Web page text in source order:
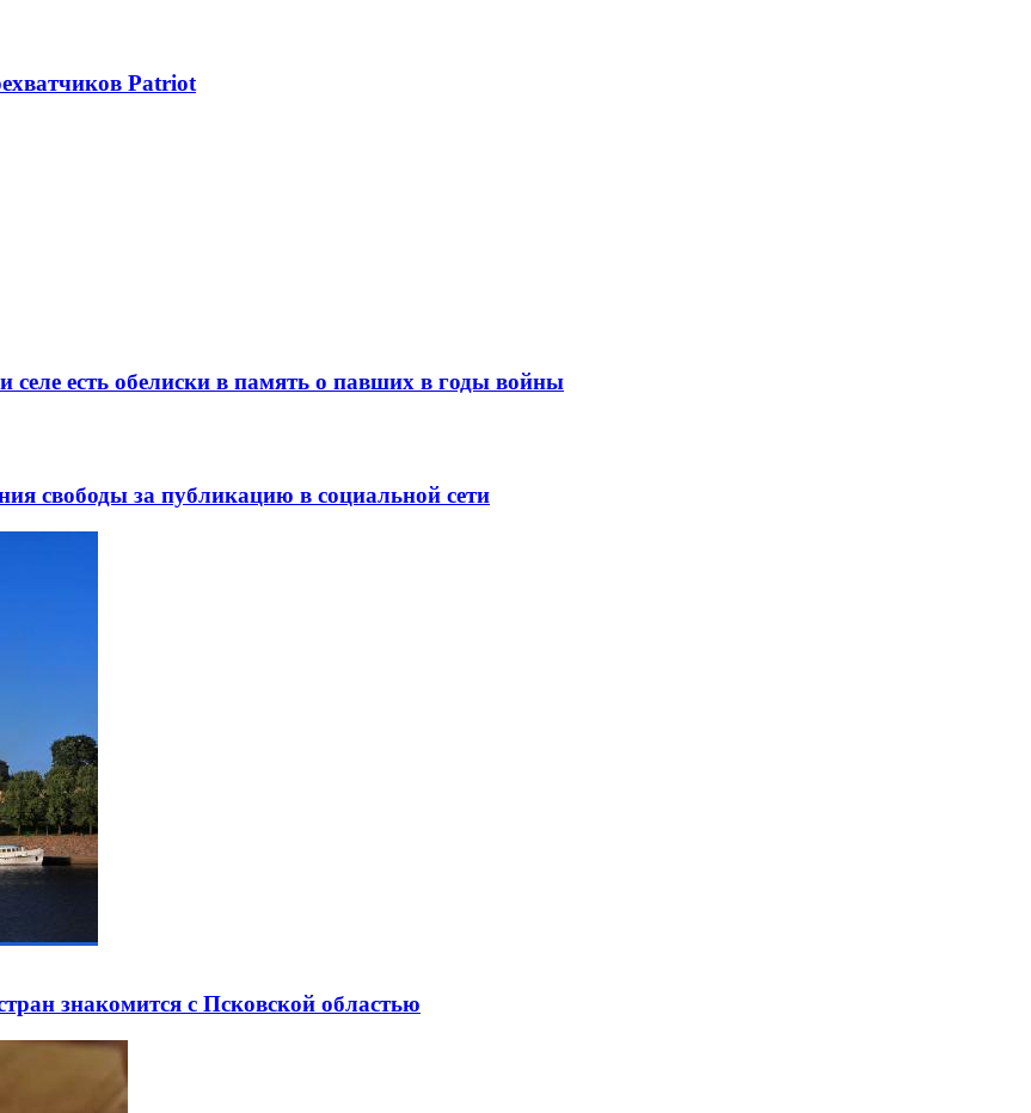
Patriot
есть обелиски в память о павших в годы войны
свободы за публикацию в социальной сети
знакомится с Псковской областью